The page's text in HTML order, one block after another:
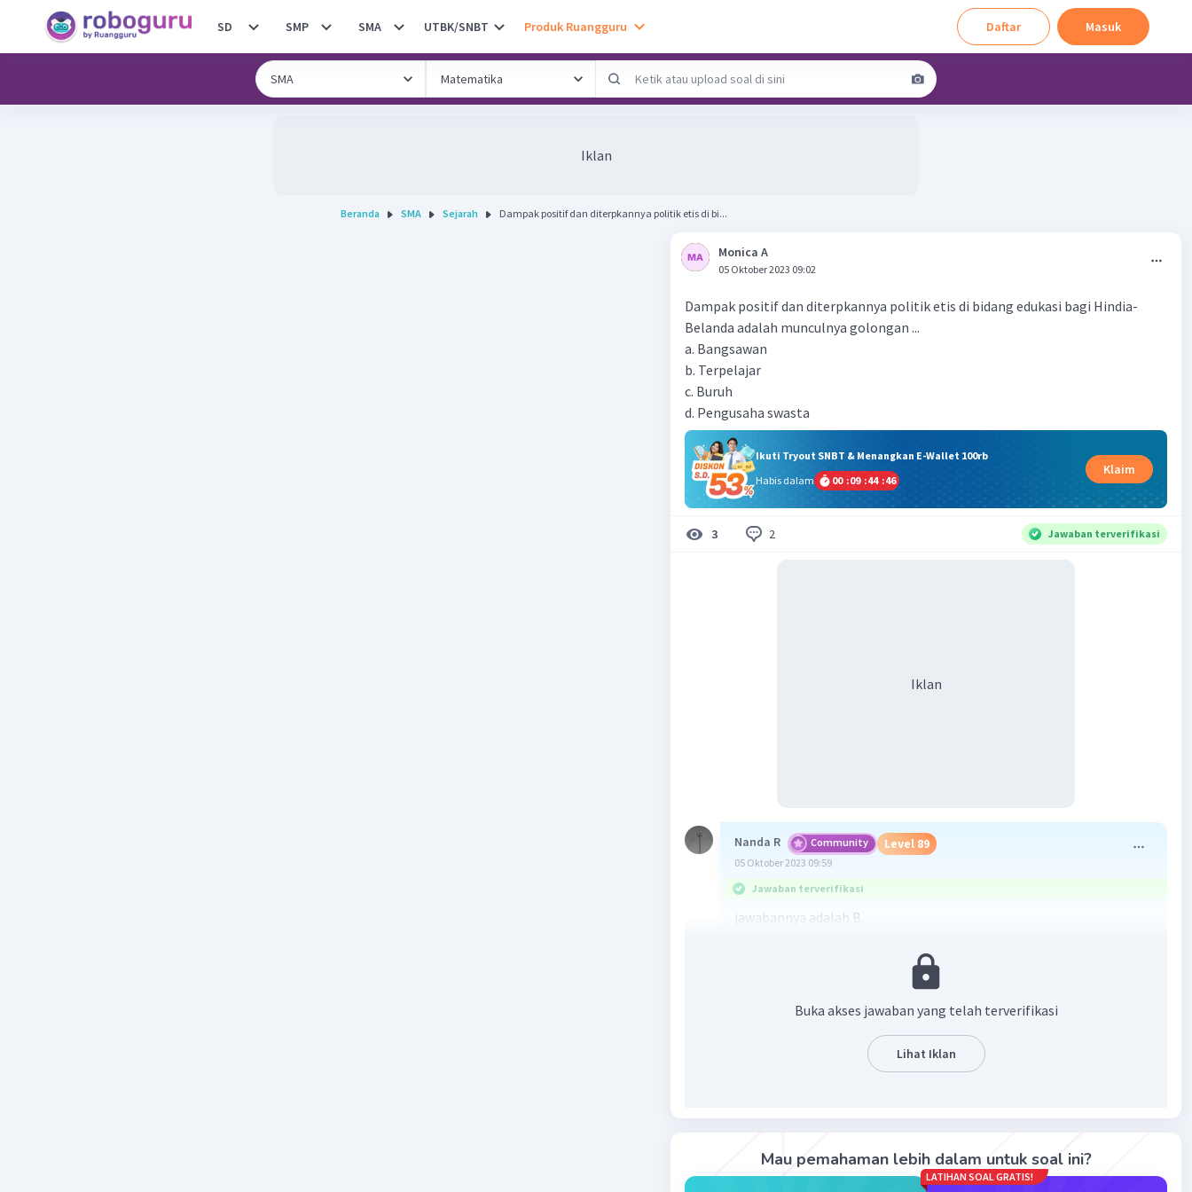
SD SMP SMA UTBK/SNBT Produk Ruangguru Daftar Masuk
Iklan
Beranda SMA Sejarah Dampak positif dan diterpkannya politik etis di bi...
Monica A
05 Oktober 2023 09:02
Dampak positif dan diterpkannya politik etis di bidang edukasi bagi Hindia-
Belanda adalah munculnya golongan ...
a. Bangsawan
b. Terpelajar
c. Buruh
d. Pengusaha swasta
Ikuti Tryout SNBT & Menangkan E-Wallet 100rb
Habis dalam
00 :09 :44 :45
Klaim
3 2 Jawaban terverifikasi
Iklan
Nanda R Community Level 89
05 Oktober 2023 09:59
Jawaban terverifikasi
jawabannya adalah B.
Meksipun Politik Etis lebih menguntungkan pemerintah kolonial,
tetapi masih ada manfaat yang dapat diperoleh bangsa Indonesia. Di
bidang pendidikan, rakyat Indonesia memperoleh kesempatan
mengenyam pendidikan modern.. Golongan terpelajar hasil Politik
Etis tersebut mulai tumbuh kesadaran kebangsaannya setelah
mengenyam pendidikan modern. Berkat pendidikan kolonial, bangsa
menentang penjajahan dan memperjuangkan kemerdekaan dengan
cara-cara yang modern.
Buka akses jawaban yang telah terverifikasi
Lihat Iklan
Mau pemahaman lebih dalam untuk soal ini?
LATIHAN SOAL GRATIS!